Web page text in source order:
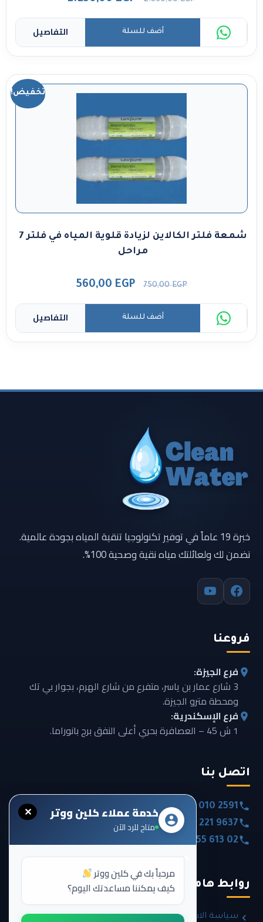
التفاصيل أضف للسلة
تخفيض!
شمعة فلتر الكالاين لزيادة قلوية المياه في فلتر 7
مراحل
750,00EGP
560,00 EGP
التفاصيل أضف للسلة
خبرة 19 عاماً في توفير تكنولوجيا تنقية المياه بجودة عالمية.
نضمن لك ولعائلتك مياه نقية وصحية 100%.
فروعنا
فرع الجيزة:
3 شارع عمار بن ياسر، متفرع من شارع الهرم، بجوار بي تك
ومحطة مترو الجيزة.
فرع الإسكندرية:
1 ش 45 – العصافرة بحري أعلى النفق برج بانوراما.
اتصل بنا
0020 101 010 2591
0020 120 221 9637
0020 355 613 02
روابط هامة
سياسة الاسترداد والإرجاع
✕ خدمة عملاء كلين ووتر
متاح للرد الآن
مرحباً بك في كلين ووتر
كيف يمكننا مساعدتك اليوم؟